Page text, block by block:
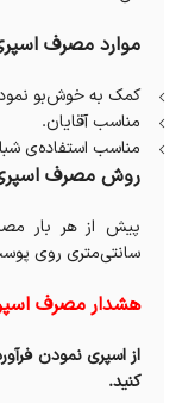
موارد مصرف
کمک به خوش‌بو
مناسب آقایان.
مناسب استفاده‌ی
روش مصرف اسپری
سانتی‌متری روی
هشدار مصرف
از اسپری نمودن
کنید.